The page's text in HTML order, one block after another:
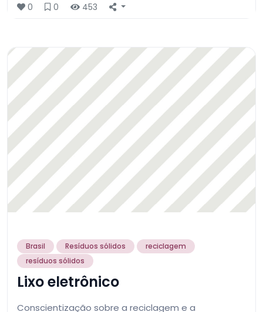
0 0 453
Brasil Resíduos sólidos
reciclagem
resíduos sólidos
Lixo eletrônico
Conscientização sobre a reciclagem e a